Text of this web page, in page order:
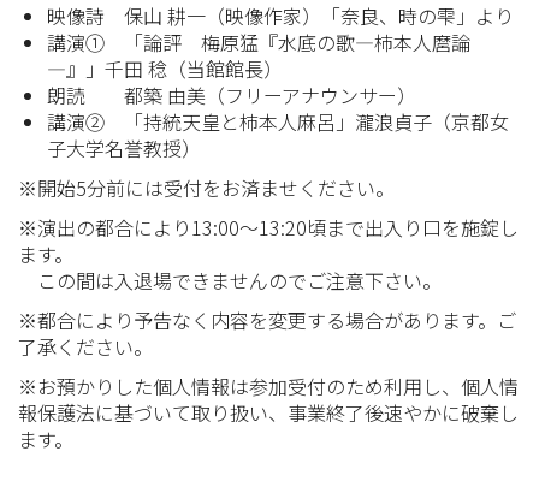
映像詩 保山 耕一（映像作家）「奈良、時の雫」より
講演① 「論評 梅原猛『水底の歌―柿本人麿論
―』」千田 稔（当館館長）
朗読 都築 由美（フリーアナウンサー）
講演② 「持統天皇と柿本人麻呂」瀧浪貞子（京都女
子大学名誉教授）
※開始5分前には受付をお済ませください。
※演出の都合により13:00～13:20頃まで出入り口を施錠し
ます。
この間は入退場できませんのでご注意下さい。
※都合により予告なく内容を変更する場合があります。ご
了承ください。
※お預かりした個人情報は参加受付のため利用し、個人情
報保護法に基づいて取り扱い、事業終了後速やかに破棄し
ます。